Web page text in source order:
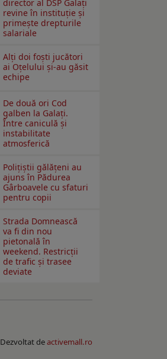
director al DSP Galați
revine în instituție și
primește drepturile
salariale
Alți doi foști jucători
ai Oțelului și-au găsit
echipe
De două ori Cod
galben la Galaţi.
Între caniculă şi
instabilitate
atmosferică
Polițiștii gălățeni au
ajuns în Pădurea
Gârboavele cu sfaturi
pentru copii
Strada Domnească
va fi din nou
pietonală în
weekend. Restricţii
de trafic şi trasee
deviate
Dezvoltat deactivemall.ro